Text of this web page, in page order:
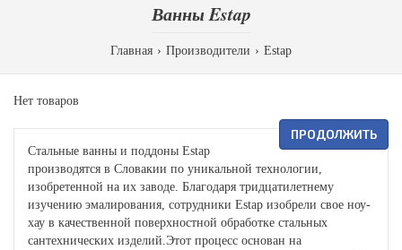
Ванны Estap
Главная Производители Estap
Нет товаров
ПРОДОЛЖИТЬ
Стальные ванны и поддоны Estap
производятся в Словакии по уникальной технологии,
изобретенной на их заводе. Благодаря тридцатилетнему
изучению эмалирования, сотрудники Estap изобрели свое ноу-
хау в качественной поверхностной обработке стальных
сантехнических изделий.Этот процесс основан на